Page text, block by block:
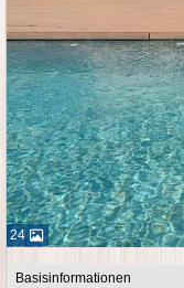
24
Basisinformationen